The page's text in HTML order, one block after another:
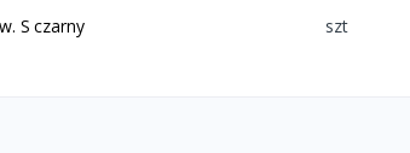
S czarny szt